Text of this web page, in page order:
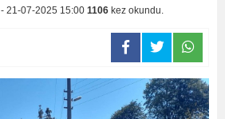
- 21-07-2025 15:00 1106 kez okundu.